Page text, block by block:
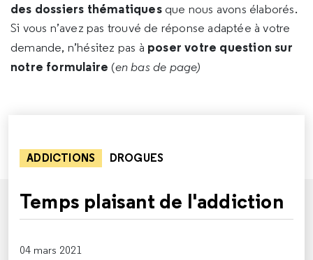
des dossiers thématiques que nous avons élaborés.
Si vous n’avez pas trouvé de réponse adaptée à votre
demande, n’hésitez pas à poser votre question sur
notre formulaire (en bas de page)
ADDICTIONS DROGUES
Temps plaisant de l'addiction
04 mars 2021